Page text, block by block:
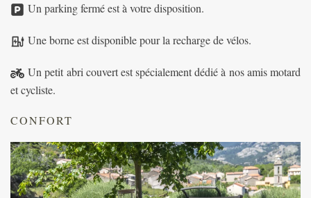
Un parking fermé est à votre disposition.
Une borne est disponible pour la recharge de vélos.
Un petit abri couvert est spécialement dédié à nos amis motard
et cycliste.
CONFORT